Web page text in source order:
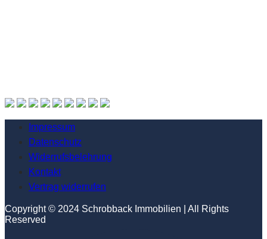
Impressum
Datenschutz
Widerrufsbelehrung
Kontakt
Vertrag widerrufen
Copyright © 2024 Schrobback Immobilien | All Rights
Reserved